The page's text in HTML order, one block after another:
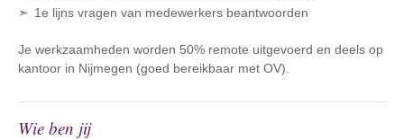
1e lijns vragen van medewerkers beantwoorden
Je werkzaamheden worden 50% remote uitgevoerd en deels op
kantoor in Nijmegen (goed bereikbaar met OV).
Wie ben jij